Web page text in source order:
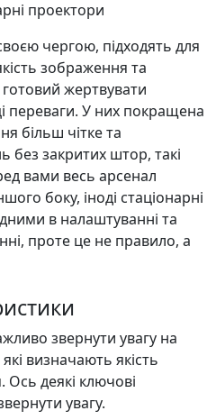
чергою, підходять для
зображення та
жертвувати
переваги. У них покращена
більш чітке та
без закритих штор, такі
вами весь арсенал
боку, іноді стаціонарні
в налаштуванні та
проте це не правило, а
звернути увагу на
визначають якість
деякі ключові
увагу.